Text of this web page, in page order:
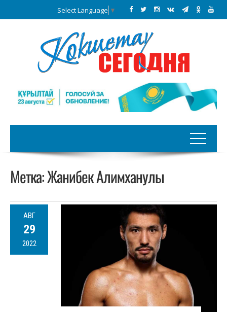
Select Language ▼
Метка:Жанибек Алимханулы
АВГ
29
2022